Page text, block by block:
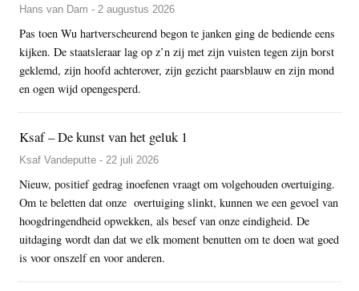
Hans van Dam - 2 augustus 2026
Pas toen Wu hartverscheurend begon te janken ging de bediende eens
kijken. De staatsleraar lag op z’n zij met zijn vuisten tegen zijn borst
geklemd, zijn hoofd achterover, zijn gezicht paarsblauw en zijn mond
en ogen wijd opengesperd.
Ksaf – De kunst van het geluk 1
Ksaf Vandeputte - 22 juli 2026
Nieuw, positief gedrag inoefenen vraagt om volgehouden overtuiging.
Om te beletten dat onze overtuiging slinkt, kunnen we een gevoel van
hoogdringendheid opwekken, als besef van onze eindigheid. De
uitdaging wordt dan dat we elk moment benutten om te doen wat goed
is voor onszelf en voor anderen.